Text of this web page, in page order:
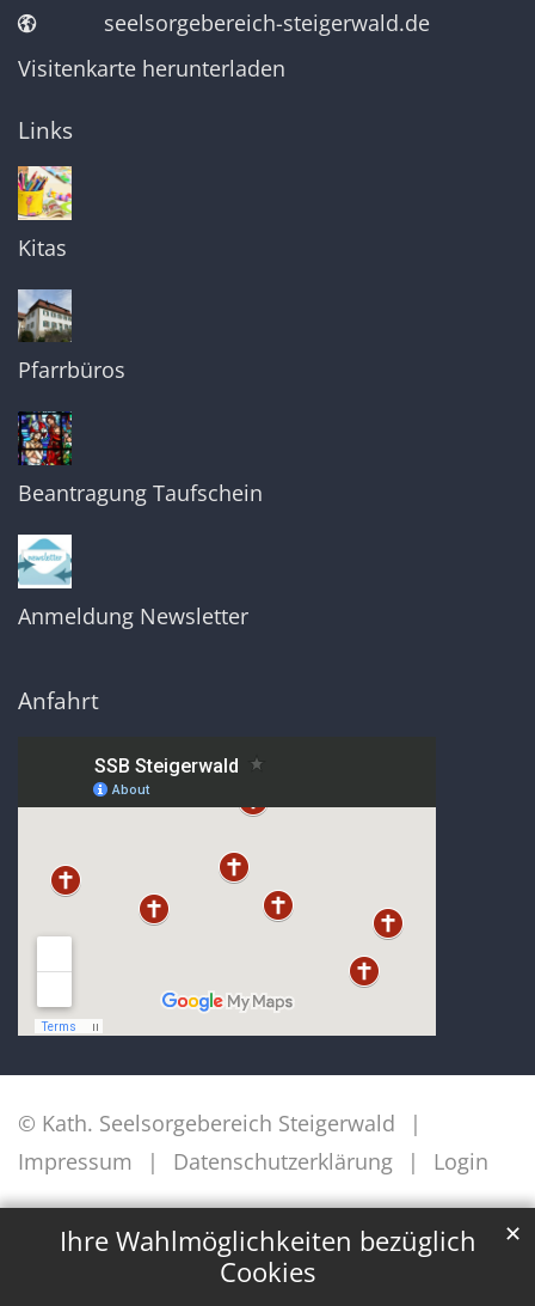
Ihre Wahlmöglichkeiten bezüglich
Cookies
✕
seelsorgebereich-steigerwald.de
Visitenkarte herunterladen
Links
Kitas
Pfarrbüros
Beantragung Taufschein
Anmeldung Newsletter
Anfahrt
© Kath. Seelsorgebereich Steigerwald
Impressum
Datenschutzerklärung Login